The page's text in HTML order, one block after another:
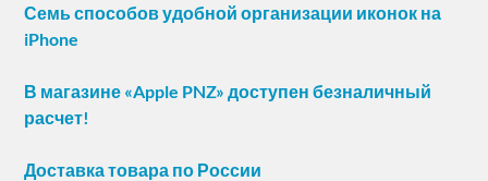
Семь способов удобной организации иконок на
iPhone
В магазине «Apple PNZ» доступен безналичный
расчет!
Доставка товара по России